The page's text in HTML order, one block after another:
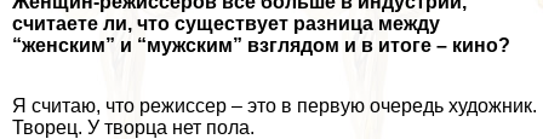
считаете ли, что существует разница между
“женским” и “мужским” взглядом и в итоге – кино?
Я считаю, что режиссер – это в первую очередь художник.
Творец. У творца нет пола.